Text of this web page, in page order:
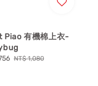
Piao 有機棉上衣-
Regular
NT$ 1,080